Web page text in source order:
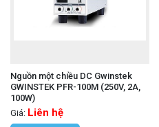
Nguồn một chiều DC Gwinstek
GWINSTEK PFR-100M (250V, 2A,
100W)
Giá: Liên hệ